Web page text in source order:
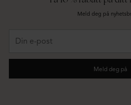
Meld deg på
Meld deg på